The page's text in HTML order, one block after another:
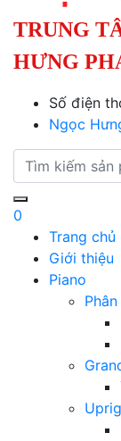
TRUNG
HƯNG
Số điện
Ngọc
0
Trang chủ
Giới thiệu
Piano